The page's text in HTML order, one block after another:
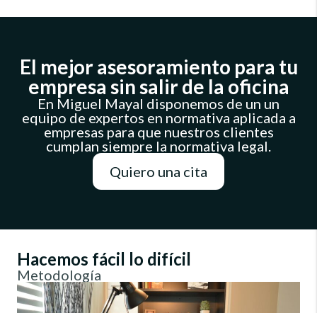
El mejor asesoramiento para tu
empresa sin salir de la oficina
En Miguel Mayal disponemos de un un
equipo de expertos en normativa aplicada a
empresas para que nuestros clientes
cumplan siempre la normativa legal.
Quiero una cita
Hacemos fácil lo difícil
Metodología